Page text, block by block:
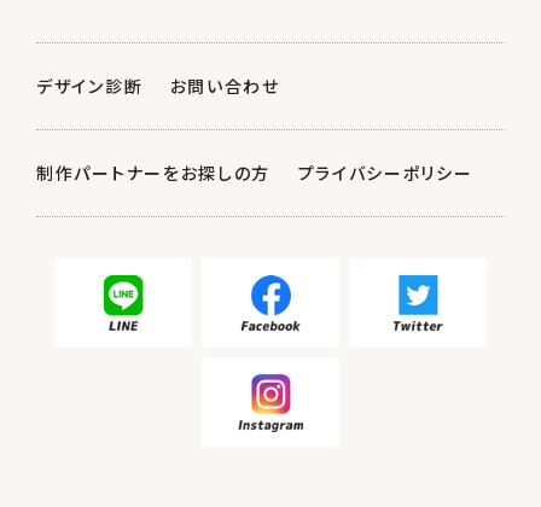
デザイン診断 お問い合わせ
制作パートナーをお探しの方 プライバシーポリシー